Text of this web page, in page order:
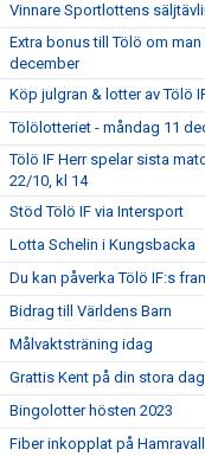
Vinnare Sportlottens
Extra bonus till Tölö om
december
Köp julgran & lotter av Tölö
Tölölotteriet - måndag 11
Tölö IF Herr spelar sista
22/10, kl 14
Stöd Tölö IF via Intersport
Lotta Schelin i Kungsbacka
Du kan påverka Tölö IF:s
Bidrag till Världens Barn
Målvaktsträning idag
Grattis Kent på din stora dag
Bingolotter hösten 2023
Fiber inkopplat på